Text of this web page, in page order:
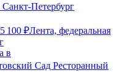
Петербург
100 ₽Лента, федеральная
в
Сад Ресторанный